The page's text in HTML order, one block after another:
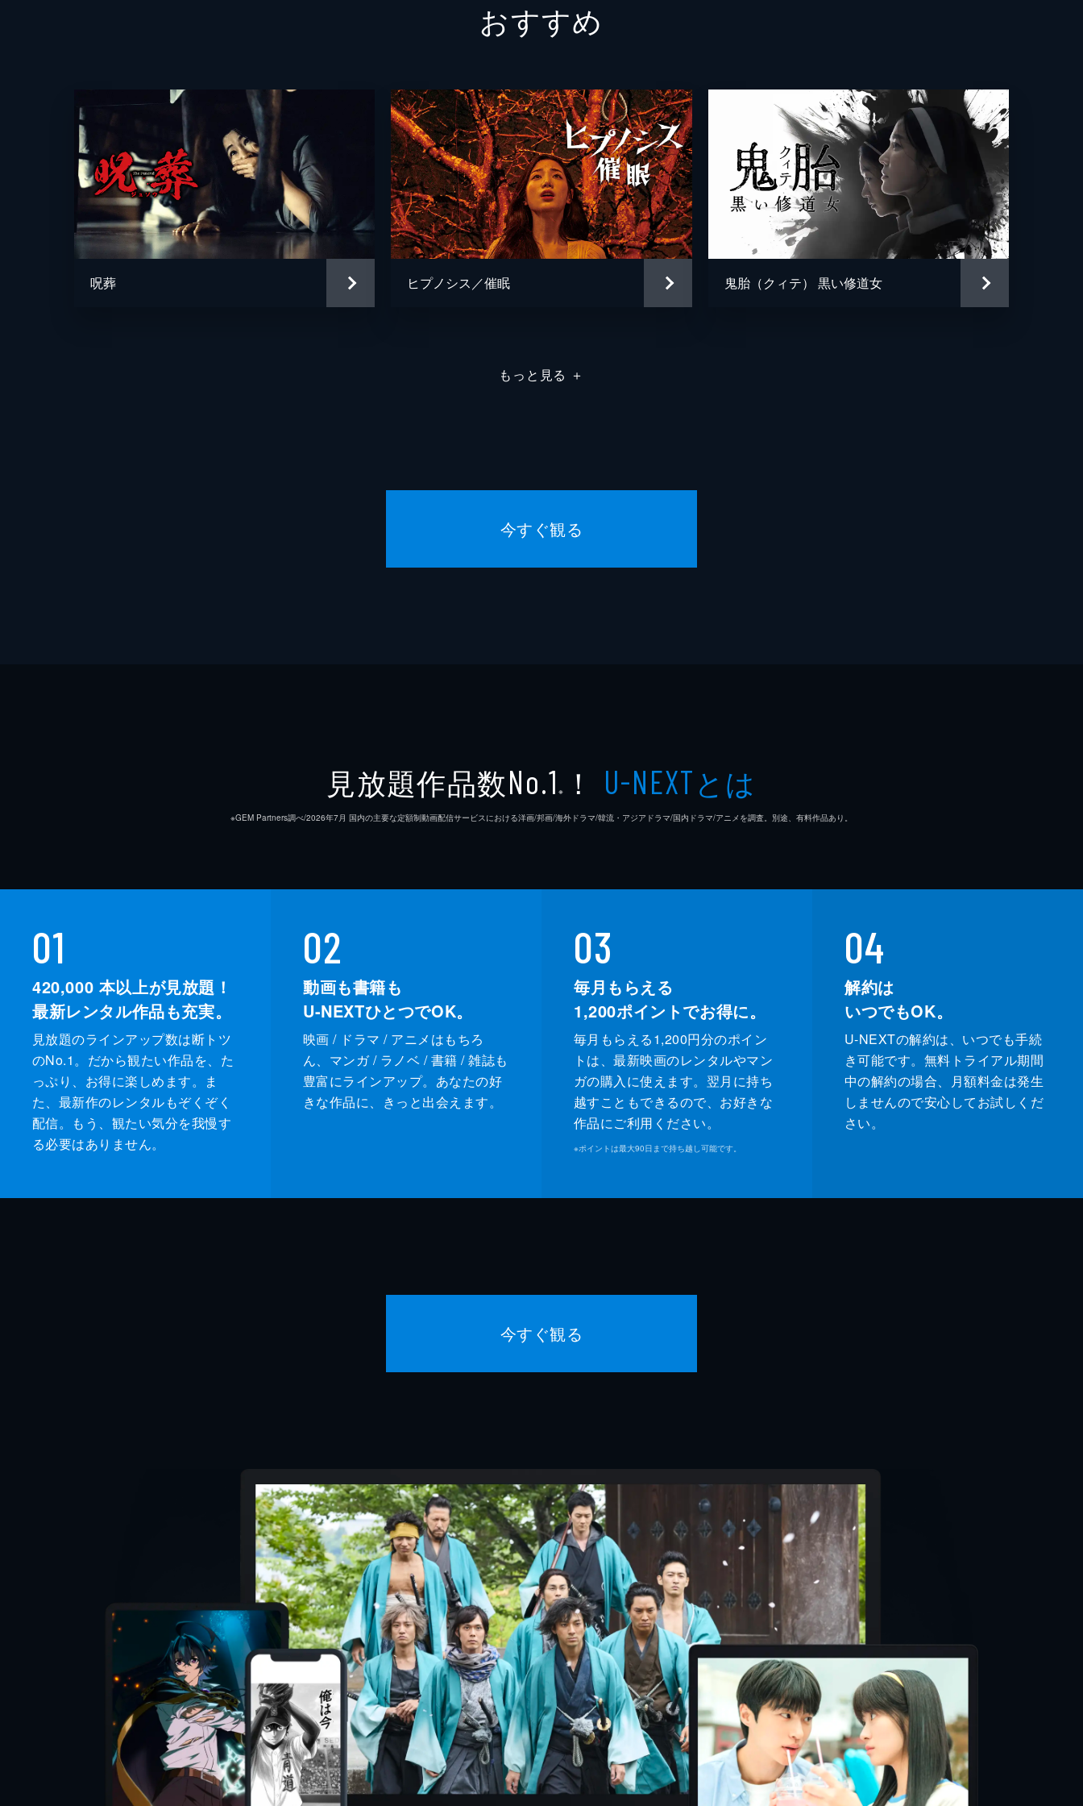
おすすめ
呪葬 ヒプノシス／催眠 鬼胎（クィテ） 黒い修道女
もっと見る ＋
今すぐ観る
見放題作品数No.1 ※ ！ U-NEXTとは
※GEM Partners調べ/2026年7⽉ 国内の主要な定額制動画配信サービスにおける洋画/邦画/海外ドラマ/韓流・アジアドラマ/国内ドラマ/アニメを調査。別途、有料作品あり。
01
420,000 本以上が見放題！
最新レンタル作品も充実。
見放題のラインアップ数は断トツ
のNo.1。だから観たい作品を、た
っぷり、お得に楽しめます。ま
た、最新作のレンタルもぞくぞく
配信。もう、観たい気分を我慢す
る必要はありません。
02
動画も書籍も
U-NEXTひとつでOK。
映画 / ドラマ / アニメはもちろ
ん、マンガ / ラノベ / 書籍 / 雑誌も
豊富にラインアップ。あなたの好
きな作品に、きっと出会えます。
03
毎月もらえる
1,200ポイントでお得に。
毎月もらえる1,200円分のポイン
トは、最新映画のレンタルやマン
ガの購入に使えます。翌月に持ち
越すこともできるので、お好きな
作品にご利用ください。
※ポイントは最大90日まで持ち越し可能です。
04
解約は
いつでもOK。
U-NEXTの解約は、いつでも手続
き可能です。無料トライアル期間
中の解約の場合、月額料金は発生
しませんので安心してお試しくだ
さい。
今すぐ観る